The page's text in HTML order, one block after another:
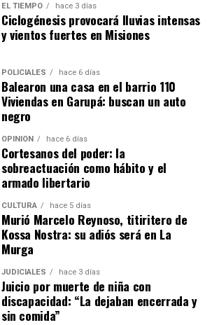
EL TIEMPO hace 3 días
Ciclogénesis provocará lluvias intensas
y vientos fuertes en Misiones
POLICIALES hace 6 días
Balearon una casa en el barrio 110
Viviendas en Garupá: buscan un auto
negro
OPINIÓN hace 6 días
Cortesanos del poder: la
sobreactuación como hábito y el
armado libertario
CULTURA hace 5 días
Murió Marcelo Reynoso, titiritero de
Kossa Nostra: su adiós será en La
Murga
JUDICIALES hace 3 días
Juicio por muerte de niña con
discapacidad: “La dejaban encerrada y
sin comida”